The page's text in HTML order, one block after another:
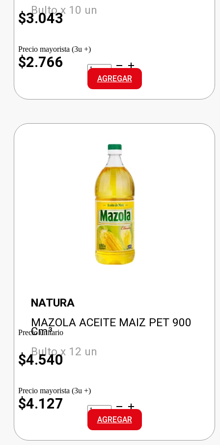
Bulto x 10 un
$3.043
Precio mayorista (3u +)
$2.766
GALLO
ARROZ
ESTUCHE
ORO
cantidad
AGREGAR
NATURA
MAZOLA ACEITE MAIZ PET 900
Cm³
Bulto x 12 un
Precio unitario
$4.540
Precio mayorista (3u +)
$4.127
MAZOLA
ACEITE
MAIZ
PET
cantidad
AGREGAR